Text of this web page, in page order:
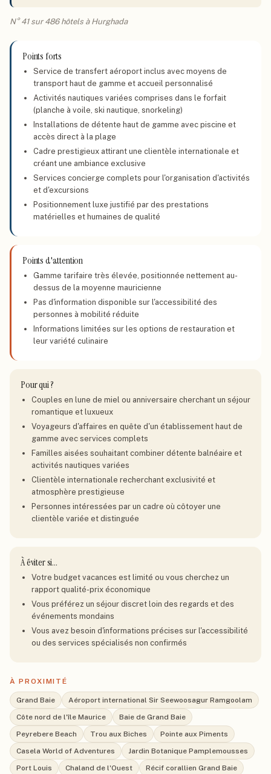
N° 41 sur 486 hôtels à Hurghada
Points forts
Service de transfert aéroport inclus avec moyens de
transport haut de gamme et accueil personnalisé
Activités nautiques variées comprises dans le forfait
(planche à voile, ski nautique, snorkeling)
Installations de détente haut de gamme avec piscine et
accès direct à la plage
Cadre prestigieux attirant une clientèle internationale et
créant une ambiance exclusive
Services concierge complets pour l'organisation d'activités
et d'excursions
Positionnement luxe justifié par des prestations
matérielles et humaines de qualité
Points d'attention
Gamme tarifaire très élevée, positionnée nettement au-
dessus de la moyenne mauricienne
Pas d'information disponible sur l'accessibilité des
personnes à mobilité réduite
Informations limitées sur les options de restauration et
leur variété culinaire
Pour qui ?
Couples en lune de miel ou anniversaire cherchant un séjour
romantique et luxueux
Voyageurs d'affaires en quête d'un établissement haut de
gamme avec services complets
Familles aisées souhaitant combiner détente balnéaire et
activités nautiques variées
Clientèle internationale recherchant exclusivité et
atmosphère prestigieuse
Personnes intéressées par un cadre où côtoyer une
clientèle variée et distinguée
À éviter si…
Votre budget vacances est limité ou vous cherchez un
rapport qualité-prix économique
Vous préférez un séjour discret loin des regards et des
événements mondains
Vous avez besoin d'informations précises sur l'accessibilité
ou des services spécialisés non confirmés
À PROXIMITÉ
Grand Baie
Aéroport international Sir Seewoosagur Ramgoolam
Côte nord de l'île Maurice
Baie de Grand Baie
Peyrebere Beach
Trou aux Biches
Pointe aux Piments
Casela World of Adventures
Jardin Botanique Pamplemousses
Port Louis
Chaland de l'Ouest Récif corallien Grand Baie